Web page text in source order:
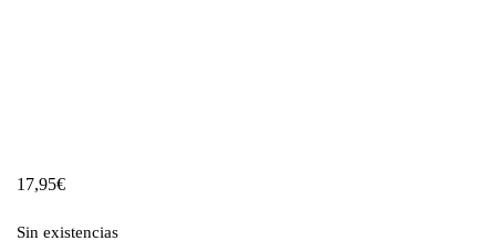
17,95€
Sin existencias